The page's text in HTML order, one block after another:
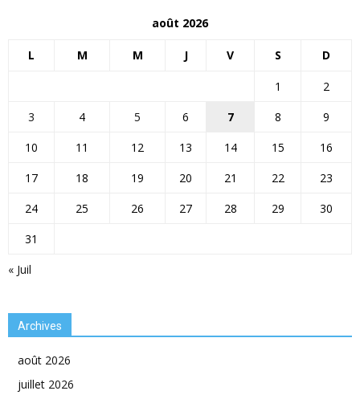
août 2026
L M M J V S D
« Juil
1
2
3
4 5 6 7 8
9
10
11 12 13 14 15
16
17
18 19 20 21 22
23
24
25 26 27 28 29
30
31
Archives
août 2026
juillet 2026